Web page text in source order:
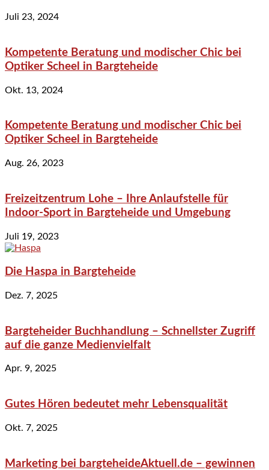
Juli 23, 2024
Kompetente Beratung und modischer Chic bei
Optiker Scheel in Bargteheide
Okt. 13, 2024
Kompetente Beratung und modischer Chic bei
Optiker Scheel in Bargteheide
Aug. 26, 2023
Freizeitzentrum Lohe – Ihre Anlaufstelle für
Indoor-Sport in Bargteheide und Umgebung
Juli 19, 2023
Die Haspa in Bargteheide
Dez. 7, 2025
Bargteheider Buchhandlung – Schnellster Zugriff
auf die ganze Medienvielfalt
Apr. 9, 2025
Gutes Hören bedeutet mehr Lebensqualität
Okt. 7, 2025
Marketing bei bargteheideAktuell.de – gewinnen